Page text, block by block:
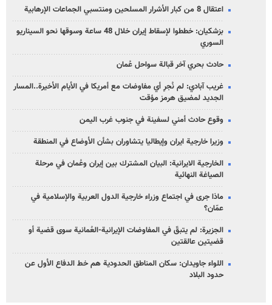
اعتقال 8 من كبار الأشرار المسلحين ومنتسبي الجماعات الإرهابية
بزشكيان: خططوا لإسقاط إيران خلال 48 ساعة وسوقها نحو السيناريو
السوري
حادث بحري آخر قبالة سواحل عُمان
غريب آبادي: لم نُجرِ أي مفاوضات مع أمريكا في الأيام الأخيرة..المسار
الجديد لمضيق هرمز مؤقت
وقوع حادث أمني لسفينة في جنوب غرب اليمن
وزيرا خارجية ايران وإيطاليا يتشاوران بشأن الأوضاع في المنطقة
الخارجية الايرانية: البيان المشترك بين إيران وعُمان في مرحلة
الصياغة النهائية
ماذا جرى في اجتماع وزراء خارجية الدول العربية والإسلامية في
عمّان؟
الجزيرة: لم يتبقّ في المفاوضات الإيرانية-العُمانية سوى قضية أو
قضيتين عالقتين
اللواء جاويدان: سكان المناطق الحدودية هم خط الدفاع الأول عن
حدود البلاد